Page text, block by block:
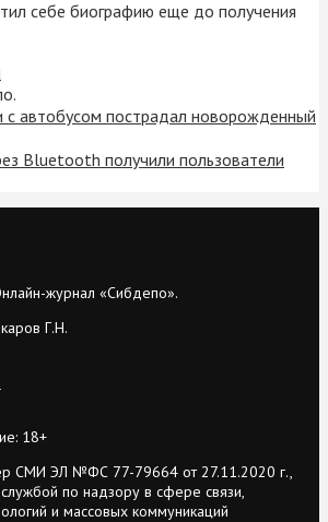
себе биографию еще до получения
с автобусом пострадал новорожденный
Bluetooth получили пользователи
журнал «Сибдепо».
Г.Н.
18+
СМИ ЭЛ №ФС 77-79664 от 27.11.2020 г.,
по надзору в сфере связи,
и массовых коммуникаций